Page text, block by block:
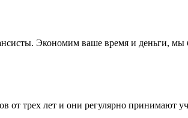
Экономим ваше время и деньги, мы
от трех лет и они регулярно принимают